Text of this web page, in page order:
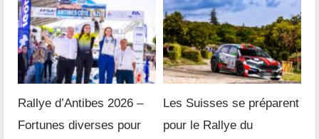
Rallye d’Antibes 2026 –
Fortunes diverses pour
Les Suisses se préparent
pour le Rallye du